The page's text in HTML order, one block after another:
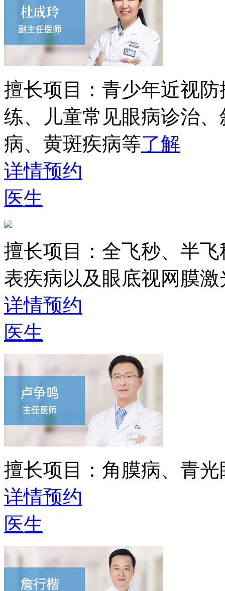
擅长项目： 青少年近视
练、儿童常见眼病诊治
病、黄斑疾病等了解
详情预约
医生
擅长项目： 全飞秒、半
表疾病以及眼底视网膜激
详情预约
医生
擅长项目： 角膜病、青
详情预约
医生